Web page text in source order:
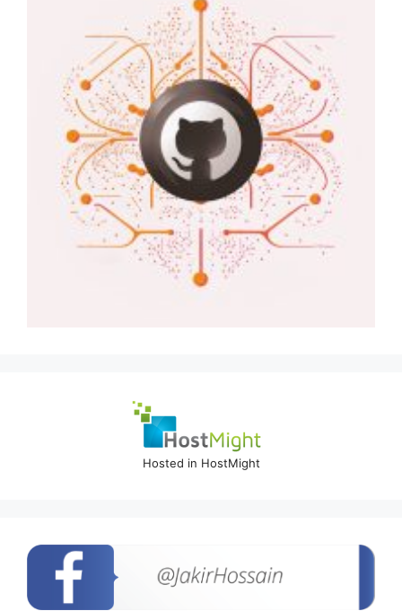
Hosted in HostMight